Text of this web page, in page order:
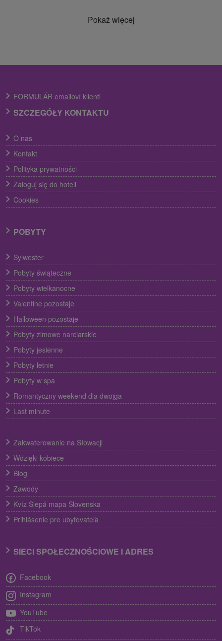
Pokaż więcej
FORMULÁR emailoví klienti
SZCZEGÓŁY KONTAKTU
O nas
Kontakt
Polityka prywatności
Zaloguj się do hoteli
Cookies
POBYTY
Sylwester
Pobyty świąteczne
Pobyty wielkanocne
Valentine pozostaje
Halloween pozostaje
Pobyty zimowe narciarskie
Pobyty jesienne
Pobyty letnie
Pobyty w spa
Romantyczny weekend dla dwojga
Last minute
Zakwaterowanie na Słowacji
Wdzięki kobiece
Blog
Zawody
Kvíz Slepá mapa Slovenska
Prihlásenie pre ubytovateľa
SIECI SPOŁECZNOŚCIOWE I ADRES
Facebook
Instagram
YouTube
TikTok